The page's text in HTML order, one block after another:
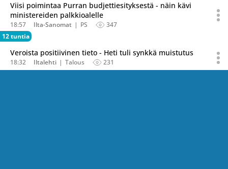
Viisi poimintaa Purran budjettiesityksestä - näin kävi
ministereiden palkkioalelle
18:57 Ilta-Sanomat PS
347
12 tuntia
Veroista positiivinen tieto - Heti tuli synkkä muistutus
18:32 Iltalehti Talous 231